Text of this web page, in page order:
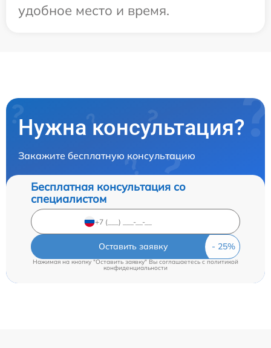
удобное место и время.
Нужна консультация?
Закажите бесплатную консультацию
Бесплатная консультация со
специалистом
Оставить заявку
Нажимая на кнопку "Оставить заявку" Вы соглашаетесь c политикой
конфиденциальности